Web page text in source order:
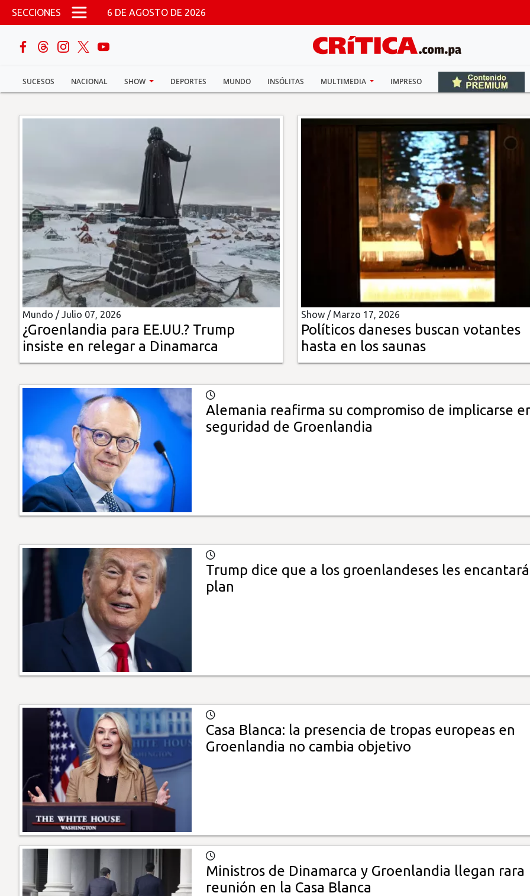
Pasar al contenido principal
SECCIONES 6 DE AGOSTO DE 2026
SUCESOS NACIONAL SHOW DEPORTES MUNDO INSÓLITAS MULTIMEDIA IMPRESO
buscar
Sucesos
Nacional
Deportes
Mundo
Insólitas
Multimedia
Impreso
Mundo /Julio 07, 2026
¿Groenlandia para EE.UU.? Trump
insiste en relegar a Dinamarca
Show / Marzo 17, 2026
Políticos daneses buscan votantes
hasta en los saunas
Alemania reafirma su compromiso de implicarse
seguridad de Groenlandia
Trump dice que a los groenlandeses les
plan
Casa Blanca: la presencia de tropas europeas en
Groenlandia no cambia objetivo
Ministros de Dinamarca y Groenlandia llegan rara
reunión en la Casa Blanca